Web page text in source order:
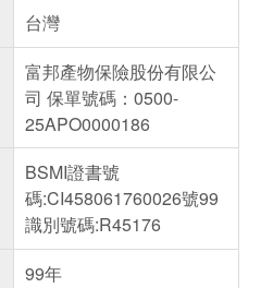
台灣
富邦產物保險股份有限公
司 保單號碼：0500-
25APO0000186
BSMI證書號
碼:CI458061760026號99
識別號碼:R45176
99年